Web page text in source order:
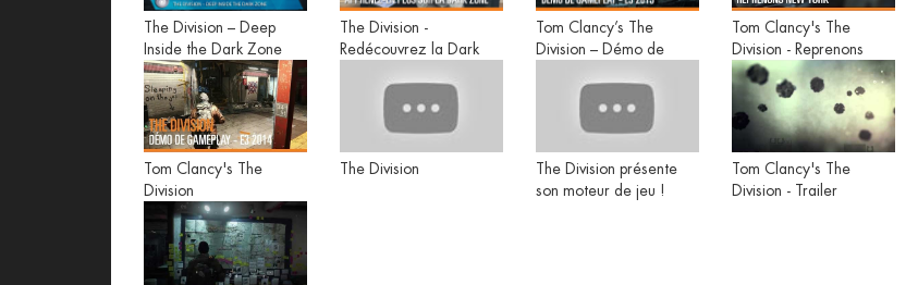
The Division – Deep
Inside the Dark Zone
The Division -
Redécouvrez la Dark
Tom Clancy’s The
Division – Démo de
Tom Clancy's The
Division - Reprenons
New York
Tom Clancy's The
Division
The Division
The Division présente
son moteur de jeu !
Tom Clancy's The
Division - Trailer